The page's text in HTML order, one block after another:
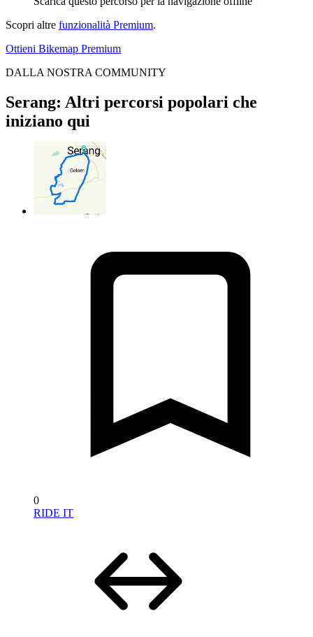
Scopri altre funzionalità Premium.
Ottieni Bikemap Premium
DALLA NOSTRA COMMUNITY
Serang: Altri percorsi popolari che
iniziano qui
0
RIDE IT